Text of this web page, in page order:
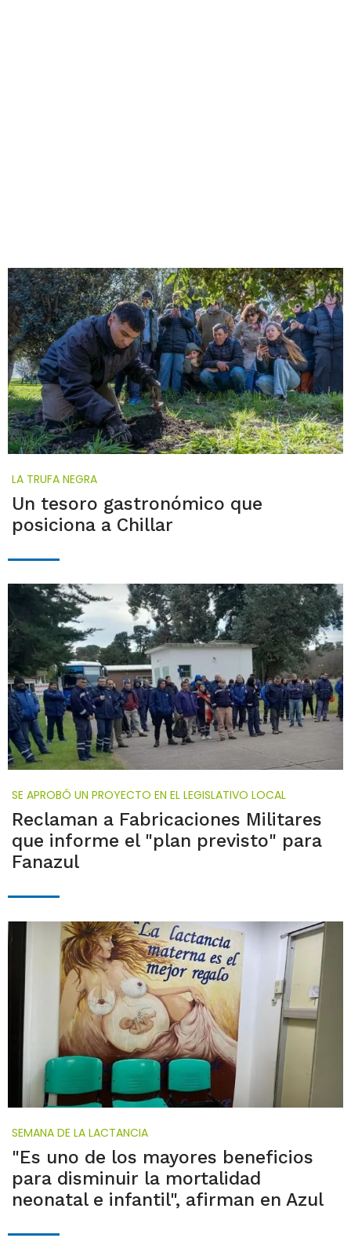
LA TRUFA NEGRA
Un tesoro gastronómico que
posiciona a Chillar
SE APROBÓ UN PROYECTO EN EL LEGISLATIVO LOCAL
Reclaman a Fabricaciones Militares
que informe el "plan previsto" para
Fanazul
SEMANA DE LA LACTANCIA
"Es uno de los mayores beneficios
para disminuir la mortalidad
neonatal e infantil", afirman en Azul